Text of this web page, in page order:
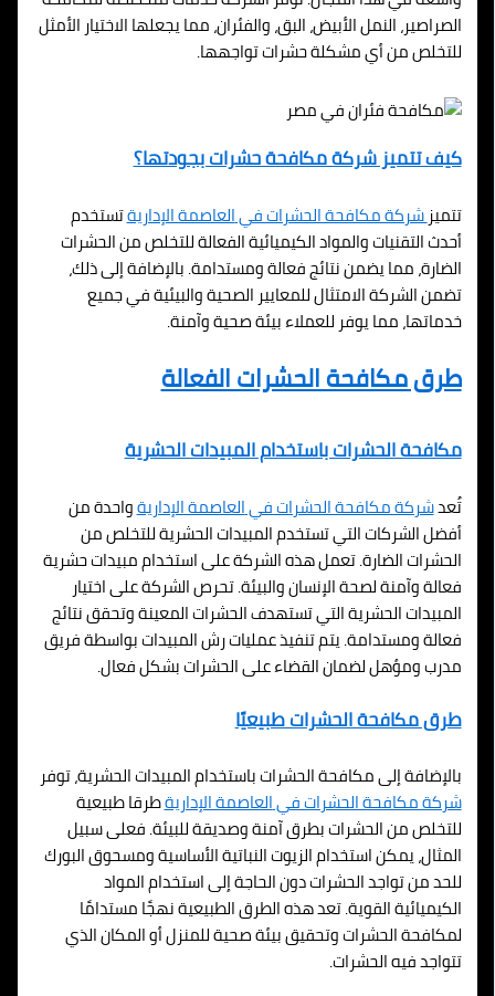
الصراصير، النمل الأبيض، البق، والفئران، مما يجعلها الاختيار الأمثل
للتخلص من أي مشكلة حشرات تواجهها.
كيف تتميز شركة مكافحة حشرات بجودتها؟
تتميزشركة مكافحة الحشرات فيالعاصمة الإداريةتستخدم
أحدث التقنيات والمواد الكيميائية الفعالة للتخلص من الحشرات
الضارة، مما يضمن نتائج فعالة ومستدامة. بالإضافة إلى ذلك،
تضمن الشركة الامتثال للمعايير الصحية والبيئية في جميع
خدماتها، مما يوفر للعملاء بيئة صحية وآمنة.
طرق مكافحة الحشرات الفعالة
مكافحة الحشرات باستخدام المبيدات الحشرية
تُعدشركة مكافحة الحشرات فيالعاصمة الإداريةواحدة من
أفضل الشركات التي تستخدم المبيدات الحشرية للتخلص من
الحشرات الضارة. تعمل هذه الشركة على استخدام مبيدات حشرية
فعالة وآمنة لصحة الإنسان والبيئة. تحرص الشركة على اختيار
المبيدات الحشرية التي تستهدف الحشرات المعينة وتحقق نتائج
فعالة ومستدامة. يتم تنفيذ عمليات رش المبيدات بواسطة فريق
مدرب ومؤهل لضمان القضاء على الحشرات بشكل فعال.
طرق مكافحة الحشرات طبيعيًا
بالإضافة إلى مكافحة الحشرات باستخدام المبيدات الحشرية، توفر
شركة مكافحة الحشرات فيالعاصمة الإداريةطرقا طبيعية
للتخلص من الحشرات بطرق آمنة وصديقة للبيئة. فعلى سبيل
المثال، يمكن استخدام الزيوت النباتية الأساسية ومسحوق البورك
للحد من تواجد الحشرات دون الحاجة إلى استخدام المواد
الكيميائية القوية. تعد هذه الطرق الطبيعية نهجًا مستدامًا
لمكافحة الحشرات وتحقيق بيئة صحية للمنزل أو المكان الذي
تتواجد فيه الحشرات.